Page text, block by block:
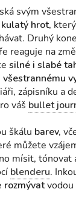
svým
kulatý hrot,
Druhý
reaguje na
silné i slabé
všestrannému
zápisníku a
váš bullet
škálu barev,
můžete
mísit, tónovat
blenderu.
rozmývatvodou